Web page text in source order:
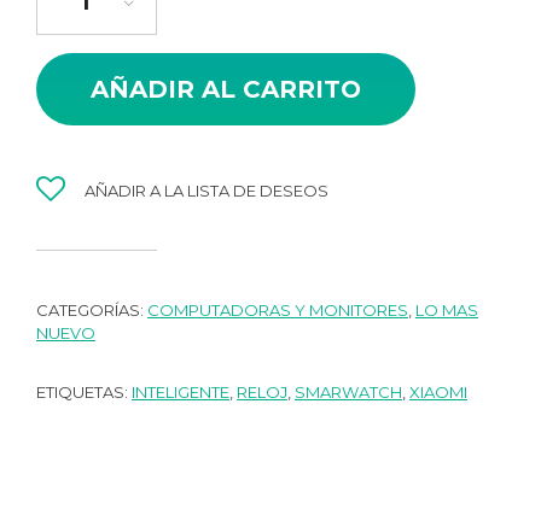
AÑADIR AL CARRITO
AÑADIR A LA LISTA DE DESEOS
CATEGORÍAS: COMPUTADORAS Y MONITORES LO MAS
NUEVO
ETIQUETAS: INTELIGENTE RELOJ SMARWATCH XIAOMI